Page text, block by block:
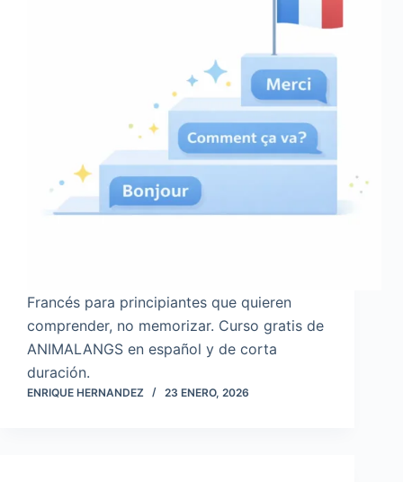
Francés para principiantes que quieren
comprender, no memorizar. Curso gratis de
ANIMALANGS en español y de corta
duración.
ENRIQUE HERNANDEZ 23 ENERO, 2026